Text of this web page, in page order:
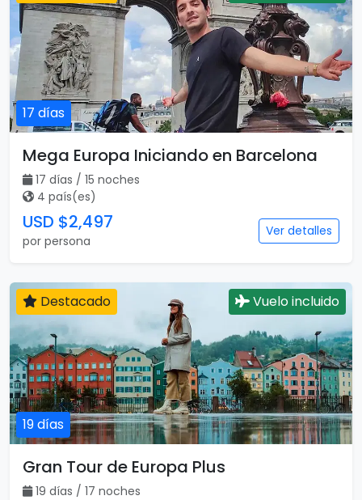
17 días
Mega Europa Iniciando en Barcelona
17 días / 15 noches
4 país(es)
USD $2,497
por persona
Ver detalles
19 días
Destacado Vuelo incluido
Gran Tour de Europa Plus
19 días / 17 noches